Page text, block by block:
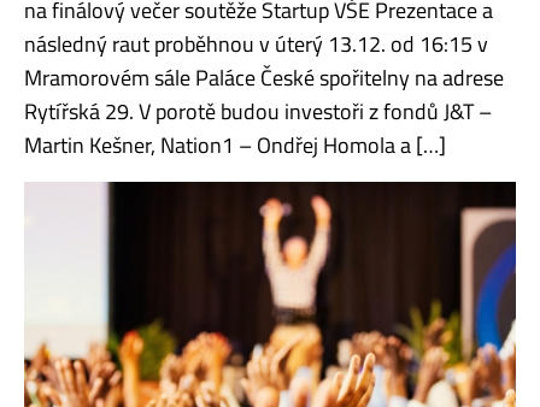
na finálový večer soutěže Startup VŠE Prezentace a
následný raut proběhnou v úterý 13.12. od 16:15 v
Mramorovém sále Paláce České spořitelny na adrese
Rytířská 29. V porotě budou investoři z fondů J&T –
Martin Kešner, Nation1 – Ondřej Homola a […]